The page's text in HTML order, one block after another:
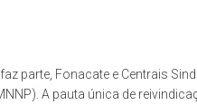
parte, Fonacate e Centrais
A pauta única de